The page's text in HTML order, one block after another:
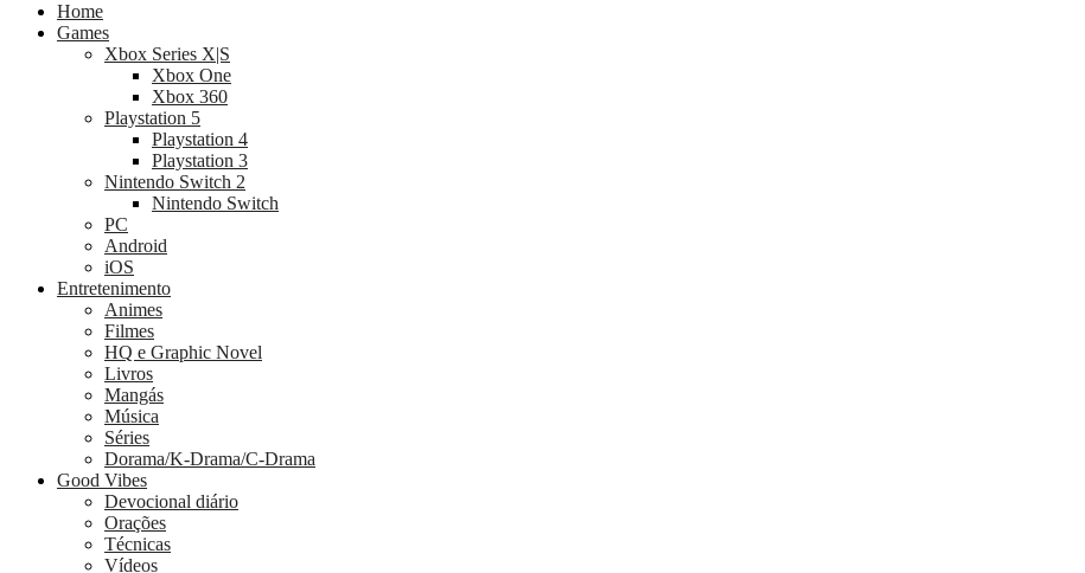
Home
Games
Xbox Series X|S
Xbox One
Xbox 360
Playstation 5
Playstation 4
Playstation 3
Nintendo Switch 2
Nintendo Switch
PC
Android
iOS
Entretenimento
Animes
Filmes
HQ e Graphic Novel
Livros
Mangás
Música
Séries
Dorama/K-Drama/C-Drama
Good Vibes
Devocional diário
Orações
Técnicas
Vídeos